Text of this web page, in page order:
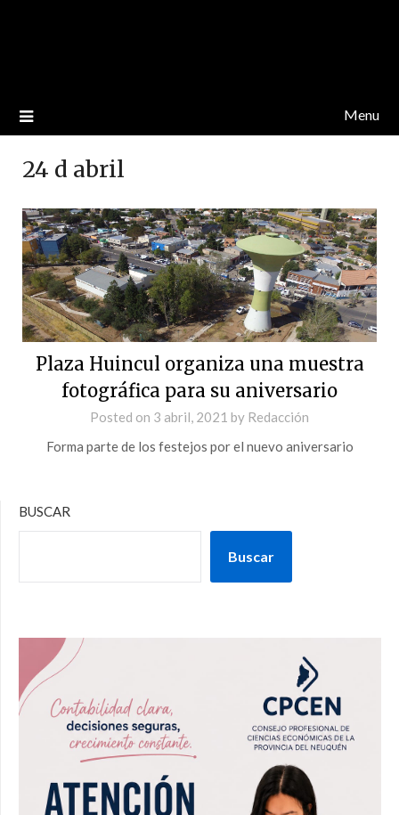
Menu
24 d abril
Plaza Huincul organiza una muestra
fotográfica para su aniversario
Posted on 3 abril, 2021 by Redacción
Forma parte de los festejos por el nuevo aniversario
BUSCAR
Buscar